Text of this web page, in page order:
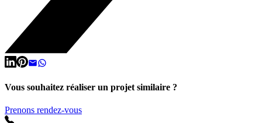
Vous souhaitez réaliser un projet similaire ?
Prenons rendez-vous